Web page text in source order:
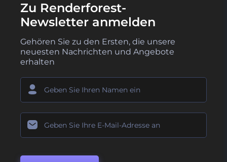
Zu Renderforest-
Newsletter anmelden
Gehören Sie zu den Ersten, die unsere
neuesten Nachrichten und Angebote
erhalten